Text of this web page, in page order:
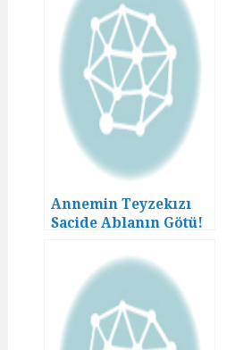
Annemin Teyzekızı
Sacide Ablanın Götü!